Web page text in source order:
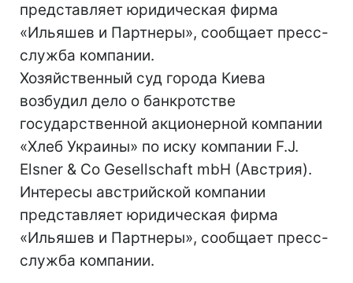
представляет юридическая фирма
«Ильяшев и Партнеры», сообщает пресс-
служба компании.
Хозяйственный суд города Киева
возбудил дело о банкротстве
государственной акционерной компании
«Хлеб Украины» по иску компании F.J.
Elsner & Co Gesellschaft mbH (Австрия).
Интересы австрийской компании
представляет юридическая фирма
«Ильяшев и Партнеры», сообщает пресс-
служба компании.